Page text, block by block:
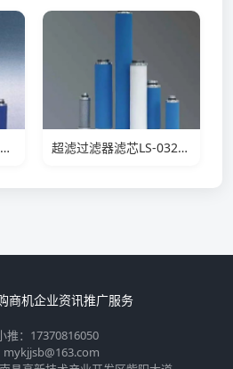
超滤SF-0320 AK-0320滤芯 超滤过滤器滤芯LS-0320滤芯
商机企业资讯推广服务
推：17370816050
mykjjsb@163.com